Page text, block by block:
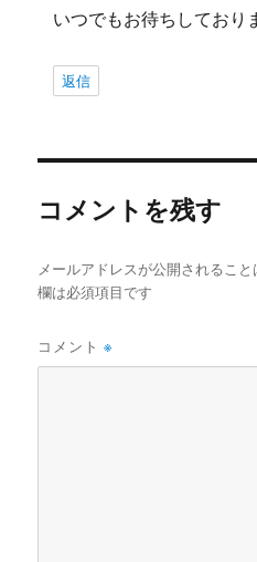
いつでもお待ちしてお
返信
コメントを残す
メールアドレスが公開されること
欄は必須項目です
コメント※